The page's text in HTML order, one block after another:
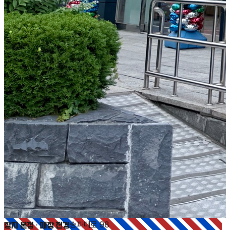
장지 본점 · 매장 전경송파대로 98